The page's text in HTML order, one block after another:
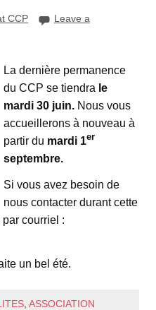
CCP
Leave a
La dernière permanence
du CCP se tiendra le
mardi 30 juin. Nous vous
accueillerons à nouveau à
partir du mardi 1er
septembre.
Si vous avez besoin de
nous contacter durant cette
courriel :
un bel été.
, ASSOCIATION